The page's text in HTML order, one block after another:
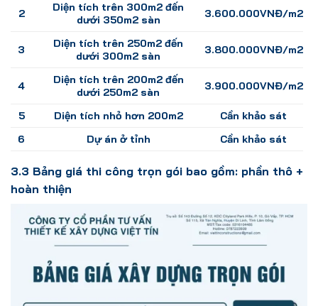
2
Diện tích trên 300m2 đến
dưới 350m2 sàn
3.600.000VNĐ/m2
3
Diện tích trên 250m2 đến
dưới 300m2 sàn
3.800.000VNĐ/m2
4
Diện tích trên 200m2 đến
dưới 250m2 sàn
3.900.000VNĐ/m2
5 Diện tích nhỏ hơn 200m2
Cần khảo sát
6
Dự án ở tỉnh Cần khảo sát
3.3 Bảng giá thi công trọn gói bao gồm: phần thô +
hoàn thiện